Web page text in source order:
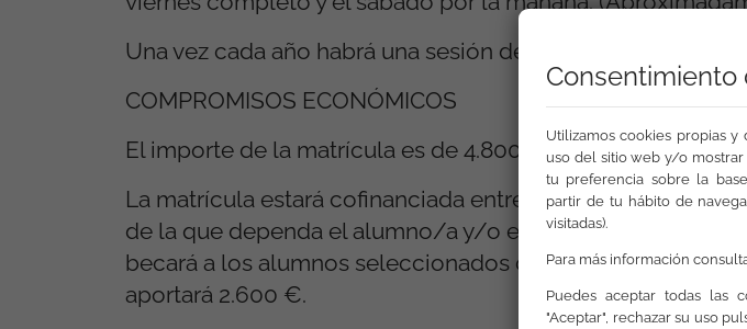
Una vez cada año habrá una sesión de una semana de
COMPROMISOS ECONÓMICOS
El importe de la matrícula es de 4.800 €
La matrícula estará cofinanciada entre la Plataforma de
de la que dependa el alumno/a y/o el propio alumno/a.
becará a los alumnos seleccionados con 2.200 € y la
aportará 2.600 €.
Consentimiento
Utilizamos cookies propias
uso del sitio web y/o
tu preferencia sobre la
partir de tu hábito de
visitadas).
Para más información
Puedes aceptar todas las
"Aceptar", rechazar su uso